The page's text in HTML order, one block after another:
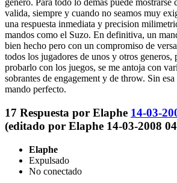
genero. Para todo lo demas puede mostrarse
valida, siempre y cuando no seamos muy
una respuesta inmediata y precision
mandos como el Suzo. En definitiva, un
bien hecho pero con un compromiso de
todos los jugadores de unos y otros generos,
probarlo con los juegos, se me antoja con
sobrantes de engagement y de throw. Sin
mando perfecto.
17 Respuesta por Elaphe 14-03-
(editado por Elaphe 14-03-2008
Elaphe
Expulsado
No conectado